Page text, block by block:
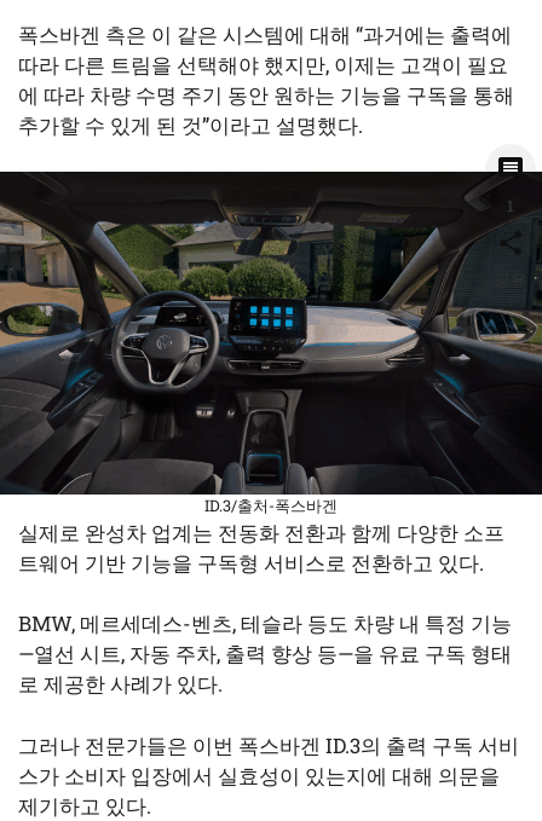
폭스바겐 측은 이 같은 시스템에 대해 “과거에는 출력에
따라 다른 트림을 선택해야 했지만, 이제는 고객이 필요
에 따라 차량 수명 주기 동안 원하는 기능을 구독을 통해
추가할 수 있게 된 것”이라고 설명했다.
ID.3/출처-폭스바겐
실제로 완성차 업계는 전동화 전환과 함께 다양한 소프
트웨어 기반 기능을 구독형 서비스로 전환하고 있다.
BMW, 메르세데스-벤츠, 테슬라 등도 차량 내 특정 기능
—열선 시트, 자동 주차, 출력 향상 등—을 유료 구독 형태
로 제공한 사례가 있다.
그러나 전문가들은 이번 폭스바겐 ID.3의 출력 구독 서비
스가 소비자 입장에서 실효성이 있는지에 대해 의문을
제기하고 있다.
1